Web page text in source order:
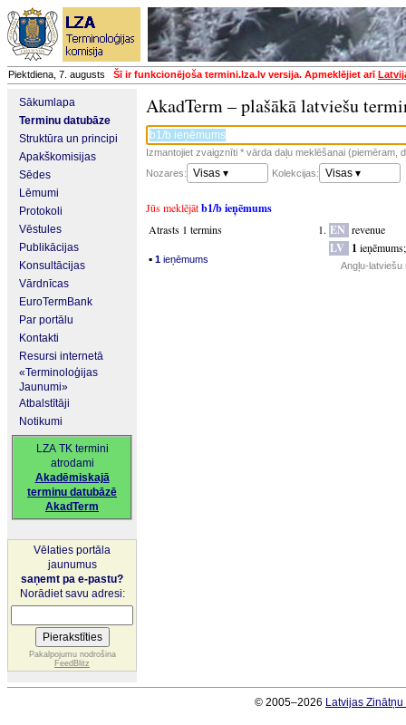
Piektdiena, 7. augusts Šī ir funkcionējoša termini.lza.lv versija. Apmeklējiet arī
Sākumlapa
Terminu datubāze
Struktūra un principi
Apakškomisijas
Sēdes
Lēmumi
Protokoli
Vēstules
Publikācijas
Konsultācijas
Vārdnīcas
EuroTermBank
Par portālu
Kontakti
Resursi internetā
«Terminoloģijas
Jaunumi»
Atbalstītāji
Notikumi
LZA TK termini
atrodami
Akadēmiskajā
terminu datubāzē
AkadTerm
Vēlaties portāla
jaunumus
saņemt pa e-pastu?
Norādiet savu adresi:
Pakalpojumu nodrošina
FeedBlitz
AkadTerm – plašākā latviešu
Izmantojiet zvaigznīti * vārda daļu meklēšanai (piemēram,
Nozares:
Visas ▾ Kolekcijas: Visas ▾
Jūs meklējātb1/b ieņēmums
Atrasts 1 termins
▪ 1 ieņēmums
EN revenue
LV 1 ieņēmums
Angļu-
© 2005–2026 Latvijas